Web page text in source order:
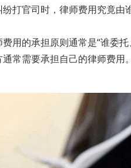
打官司时，律师费用究竟由
用的承担原则通常是“谁委
常需要承担自己的律师费